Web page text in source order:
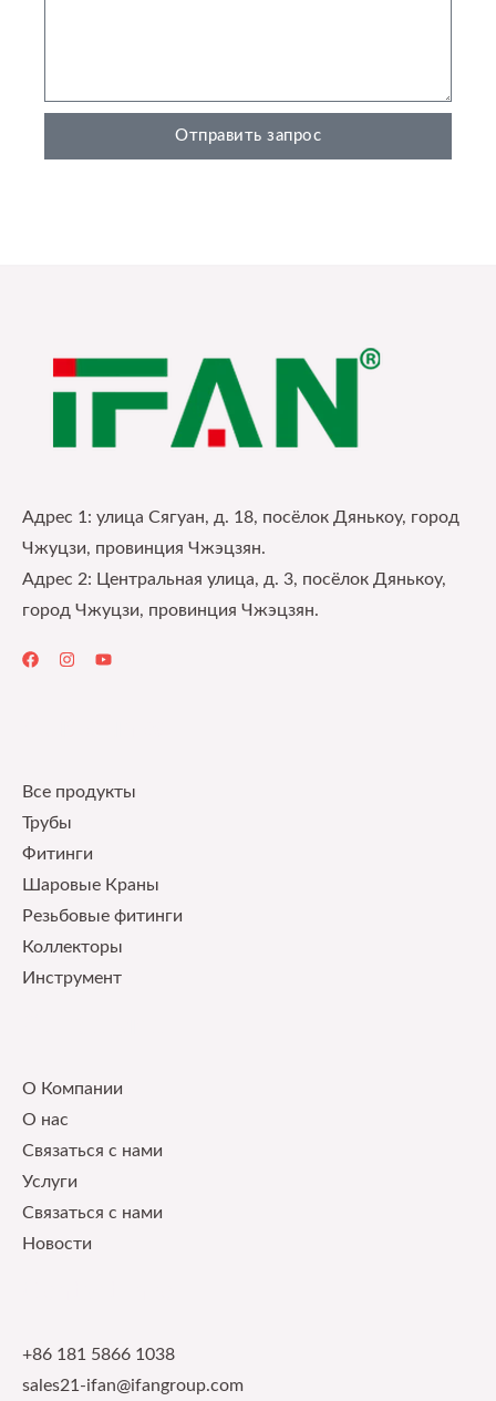
Отправить запрос
Адрес 1: улица Сягуан, д. 18, посёлок Дянькоу, город
Чжуцзи, провинция Чжэцзян.
Адрес 2: Центральная улица, д. 3, посёлок Дянькоу,
город Чжуцзи, провинция Чжэцзян.
Все продукты
Трубы
Фитинги
Шаровые Краны
Pезьбовые фитинги
Коллекторы
Инструмент
О Компании
О нас
Связаться с нами
Услуги
Связаться с нами
Новости
+86 181 5866 1038
sales21-ifan@ifangroup.com